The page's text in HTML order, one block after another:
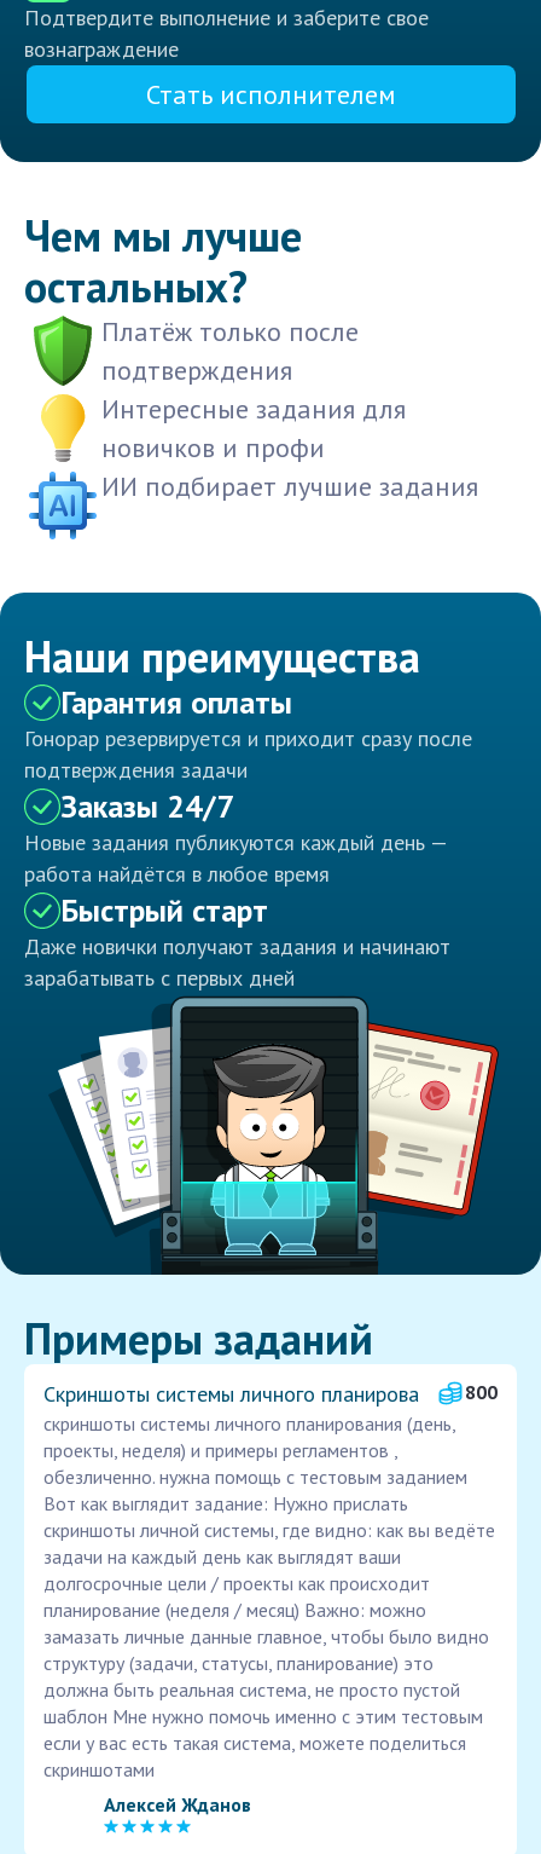
Подтвердите выполнение и заберите свое
вознаграждение
Стать исполнителем
Чем мы лучше
остальных?
Платёж только после
подтверждения
Интересные задания для
новичков и профи
ИИ подбирает лучшие задания
Наши преимущества
Гарантия оплаты
Гонорар резервируется и приходит сразу после
подтверждения задачи
Заказы 24/7
Новые задания публикуются каждый день —
работа найдётся в любое время
Быстрый старт
Даже новички получают задания и начинают
зарабатывать с первых дней
Примеры заданий
Скриншоты системы личного планирова
800
скриншоты системы личного планирования (день,
проекты, неделя) и примеры регламентов ,
обезличенно. нужна помощь с тестовым заданием
Вот как выглядит задание: Нужно прислать
скриншоты личной системы, где видно: как вы ведёте
задачи на каждый день как выглядят ваши
долгосрочные цели / проекты как происходит
планирование (неделя / месяц) Важно: можно
замазать личные данные главное, чтобы было видно
структуру (задачи, статусы, планирование) это
должна быть реальная система, не просто пустой
шаблон Мне нужно помочь именно с этим тестовым
если у вас есть такая система, можете поделиться
скриншотами
Алексей Жданов